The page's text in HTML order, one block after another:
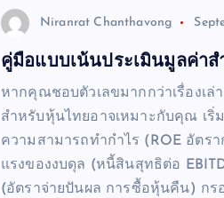
Niranrat Chanthavong
คู่มือแบบเน้นประเมินมูลค่าส
หากคุณชอบตัวเลขมากกว่าเรื่องเล่
สำหรับหุ้นไทยอาจเหมาะกับคุณ เริ่
ความสามารถทำกำไร (ROE อัตร
แรงของงบดุล (หนี้สินสุทธิต่อ
(อัตราจ่ายปันผล การซื้อหุ้นคืน) กร